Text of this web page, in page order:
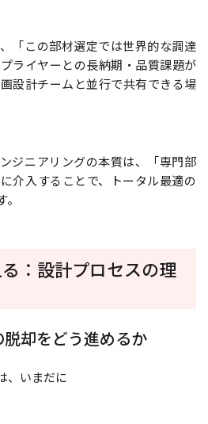
「この部材選定では世界的な調達
ライヤーとの長納期・品質課題が
設計チームと並行で共有できる場
ジニアリングの本質は、「専門部
介入することで、トータル最適の
：設計プロセスの理
却をどう進めるか
、いまだに